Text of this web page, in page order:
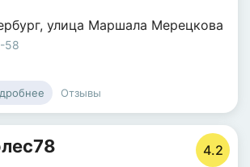
, улица Маршала Мерецкова
58
Отзывы
4.2